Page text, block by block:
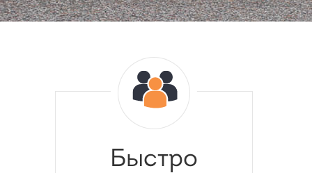
Быстро